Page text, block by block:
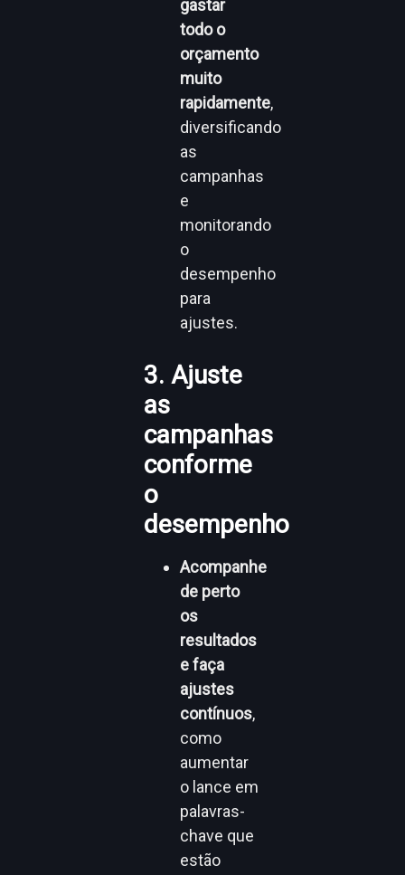
gastar
todo o
orçamento
muito
rapidamente,
diversificando
as
campanhas
e
monitorando
o
desempenho
para
ajustes.
3. Ajuste
as
campanhas
conforme
o
desempenho
Acompanhe
de perto
os
resultados
e faça
ajustes
contínuos,
como
aumentar
o lance em
palavras-
chave que
estão